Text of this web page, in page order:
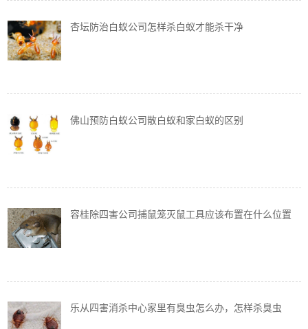
杏坛防治白蚁公司怎样杀白蚁才能杀干净
佛山预防白蚁公司散白蚁和家白蚁的区别
容桂除四害公司捕鼠笼灭鼠工具应该布置在什么位置
乐从四害消杀中心家里有臭虫怎么办，怎样杀臭虫